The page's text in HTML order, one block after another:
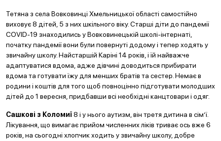
Тетяна з села Вовковинці Хмельницької області самостійно
виховує 8 дітей, 5 з них шкільного віку. Старші діти до пандемії
COVID-19 знаходились у Вовковинецькій школі-інтернаті,
початку пандемії вони були повернуті додому і тепер ходять у
звичайну школу. Найстаршій Каріні 14 років, і їй найважче
адаптуватися вдома, адже дівчині доводиться прибирати
вдома та готувати їжу для менших братів та сестер. Немає в
родини і коштів для того щоб повноцінно підготувати молодших
дітей до 1 вересня, придбавши всі необхідні канцтовари і одяг.
Сашкові з Коломиї8 і у нього аутизм, він третя дитина в сім’ї.
Лікування, що вимагає прийом численних ліків триває ось вже 6
років, на сьогодні хлопчик ходить у звичайну школу, добре